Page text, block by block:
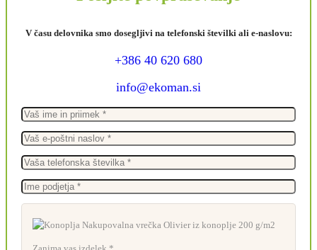
V času delovnika smo dosegljivi na telefonski številki ali e-naslovu:
+386 40 620 680
info@ekoman.si